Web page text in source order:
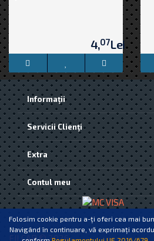
4,07Lei
Folosim cookie pentru a-ți oferi cea mai
Navigând în continuare, vă exprimați
Informaţii
Despre Noi
Livrarea produselor
Politica de Confidențialitate și
Termeni si conditii
Politica cookie-uri
Servicii Clienţi
Contact
Returnări
ANPC
Extra
Producători
Vouchere cadou
Oferte speciale
Contul meu
Contul meu
Wish List
Newsletter
FILCAR © 2026